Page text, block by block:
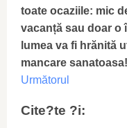
toate ocaziile: mic
vacanță sau doar o
lumea va fi hrănită
mancare sanatoasa!
Următorul
Cite?te ?i: